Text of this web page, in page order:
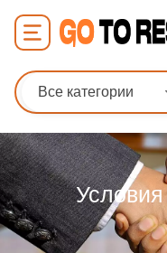
Все категории